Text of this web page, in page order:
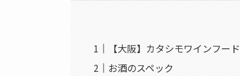
【大阪】カタシモワインフ
お酒のスペック